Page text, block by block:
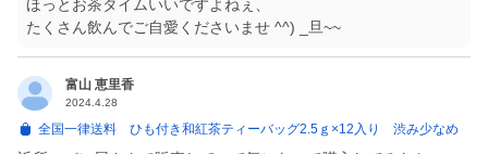
ほっとお茶タイムいいですよねぇ、
たくさん飲んでご自愛くださいませ ^^) _旦~~
富山 恵里香
2024.4.28
全国一律送料 ひも付き和紅茶ティーバッグ2.5ｇ×12入り 渋み少なめ